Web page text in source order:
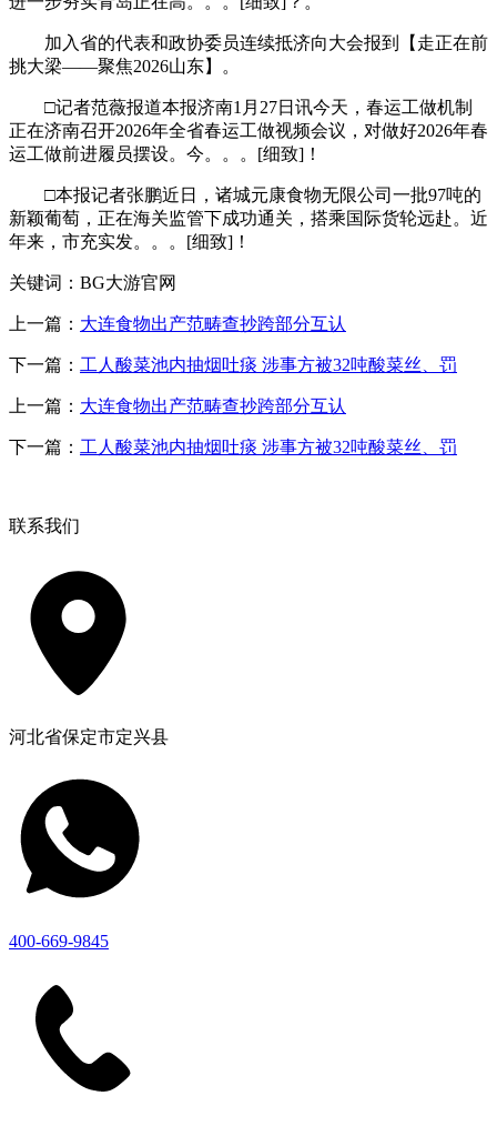
加入省的代表和政协委员连续抵济向大会报到【走正在前
挑大梁——聚焦2026山东】。
□记者范薇报道本报济南1月27日讯今天，春运工做机制
正在济南召开2026年全省春运工做视频会议，对做好2026年春
运工做前进履员摆设。今。。。[细致]！
□本报记者张鹏近日，诸城元康食物无限公司一批97吨的
新颖葡萄，正在海关监管下成功通关，搭乘国际货轮远赴。近
年来，市充实发。。。[细致]！
关键词：BG大游官网
上一篇： 大连食物出产范畴查抄跨部分互认
下一篇： 工人酸菜池内抽烟吐痰 涉事方被32吨酸菜丝、罚
上一篇： 大连食物出产范畴查抄跨部分互认
下一篇： 工人酸菜池内抽烟吐痰 涉事方被32吨酸菜丝、罚
联系我们
河北省保定市定兴县
400-669-9845